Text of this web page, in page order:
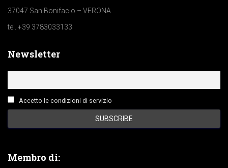
37047 San Bonifacio – VERONA
tel. +39 3783033133
Newsletter
Accetto le condizioni di servizio
Membro di: